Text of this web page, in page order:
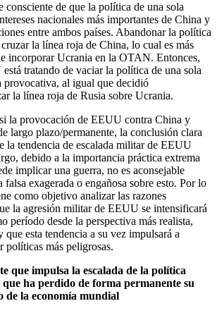
consciente de que la política de una sola
nacionales más importantes de China y
entre ambos países. Abandonar la política
la línea roja de China, lo cual es más
incorporar Ucrania en la OTAN. Entonces,
tratando de vaciar la política de una sola
provocativa, al igual que decidió
la línea roja de Rusia sobre Ucrania.
la provocación de EEUU contra China y
largo plazo/permanente, la conclusión clara
la tendencia de escalada militar de EEUU
debido a la importancia práctica extrema
implicar una guerra, no es aconsejable
exagerada o engañosa sobre esto. Por lo
como objetivo analizar las razones
la agresión militar de EEUU se intensificará
período desde la perspectiva más realista,
esta tendencia a su vez impulsará a
más peligrosas.
que impulsa la escalada de la política
ha perdido de forma permanente su
la economía mundial